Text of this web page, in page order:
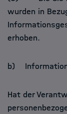
wurden in
erhoben.
b)
Hat der